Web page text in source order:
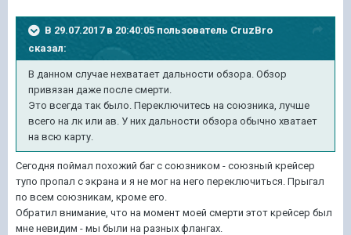
В 29.07.2017 в 20:40:05 пользователь CruzBro
сказал:
В данном случае нехватает дальности обзора. Обзор
привязан даже после смерти.
Это всегда так было. Переключитесь на союзника, лучше
всего на лк или ав. У них дальности обзора обычно хватает
на всю карту.
Сегодня поймал похожий баг с союзником - союзный крейсер
тупо пропал с экрана и я не мог на него переключиться. Прыгал
по всем союзникам, кроме его.
Обратил внимание, что на момент моей смерти этот крейсер был
мне невидим - мы были на разных флангах.